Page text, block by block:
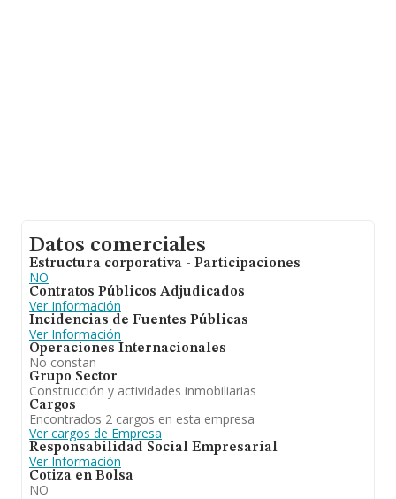
Datos comerciales
Estructura corporativa - Participaciones
NO
Contratos Públicos Adjudicados
Ver Información
Incidencias de Fuentes Públicas
Ver Información
Operaciones Internacionales
No constan
Grupo Sector
Construcción y actividades inmobiliarias
Cargos
Encontrados 2 cargos en esta empresa
Ver cargos de Empresa
Responsabilidad Social Empresarial
Ver Información
Cotiza en Bolsa
NO